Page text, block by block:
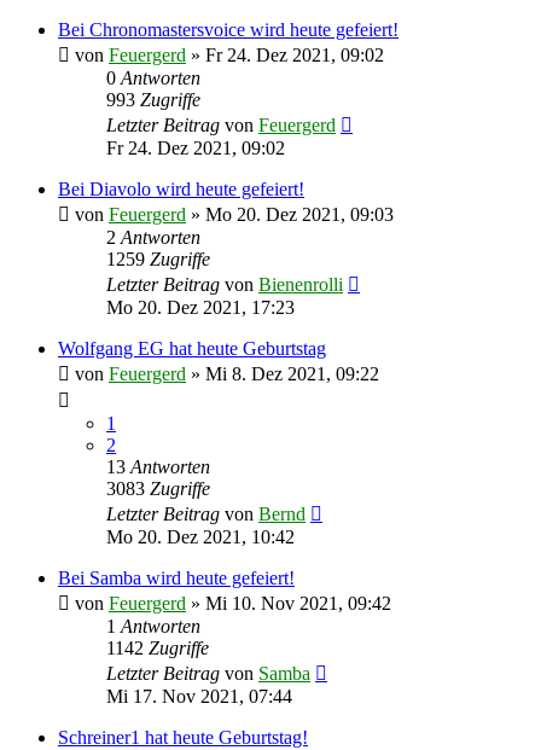
Bei Chronomastersvoice wird heute gefeiert!
von Feuergerd » Fr 24. Dez 2021, 09:02
0 Antworten
993 Zugriffe
Letzter Beitrag von Feuergerd
Fr 24. Dez 2021, 09:02
Bei Diavolo wird heute gefeiert!
von Feuergerd » Mo 20. Dez 2021, 09:03
2 Antworten
1259 Zugriffe
Letzter Beitrag von Bienenrolli
Mo 20. Dez 2021, 17:23
Wolfgang EG hat heute Geburtstag
von Feuergerd » Mi 8. Dez 2021, 09:22
1
2
13 Antworten
3083 Zugriffe
Letzter Beitrag von Bernd
Mo 20. Dez 2021, 10:42
Bei Samba wird heute gefeiert!
von Feuergerd » Mi 10. Nov 2021, 09:42
1 Antworten
1142 Zugriffe
Letzter Beitrag von Samba
Mi 17. Nov 2021, 07:44
Schreiner1 hat heute Geburtstag!